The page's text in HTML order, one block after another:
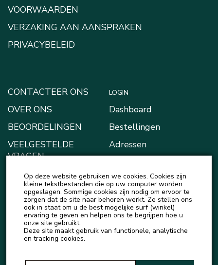
VOORWAARDEN
VERZAKING AAN AANSPRAKEN
PRIVACYBELEID
CONTACTEER ONS
OVER ONS
BEOORDELINGEN
VEELGESTELDE
VRAGEN
BLOGGEN
NIEUWS
LOGIN
Dashboard
Bestellingen
Adressen
Mijn Kluis
Account details
Uitloggen
Op deze website gebruiken we cookies. Cookies zijn
kleine tekstbestanden die op uw computer worden
opgeslagen. Sommige cookies zijn nodig om ervoor te
zorgen dat de site naar behoren werkt. Ze stellen ons
ook in staat om u de best mogelijke surf (winkel)
ervaring te geven en helpen ons te begrijpen hoe u
onze site gebruikt.
Deze site maakt gebruik van functionele, analytische
en tracking cookies.